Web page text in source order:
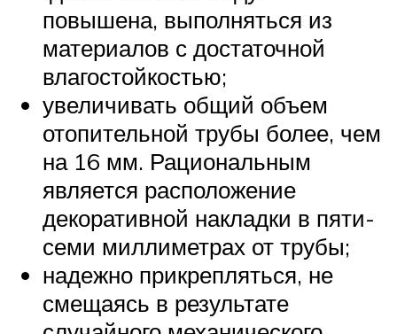
повышена, выполняться из
материалов с достаточной
влагостойкостью;
увеличивать общий объем
отопительной трубы более, чем
на 16 мм. Рациональным
является расположение
декоративной накладки в пяти-
семи миллиметрах от трубы;
надежно прикрепляться, не
смещаясь в результате